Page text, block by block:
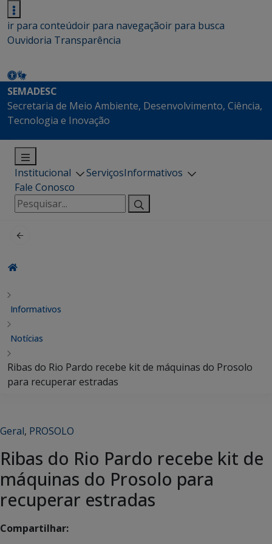
ir para conteúdoir para navegaçãoir para busca
Ouvidoria Transparência
SEMADESC
Secretaria de Meio Ambiente, Desenvolvimento, Ciência,
Tecnologia e Inovação
Institucional ServiçosInformativos
Fale Conosco
Pesquisar
por:
Informativos
Notícias
Ribas do Rio Pardo recebe kit de máquinas do Prosolo
para recuperar estradas
Geral, PROSOLO
Ribas do Rio Pardo recebe kit de
máquinas do Prosolo para
recuperar estradas
Compartilhar: